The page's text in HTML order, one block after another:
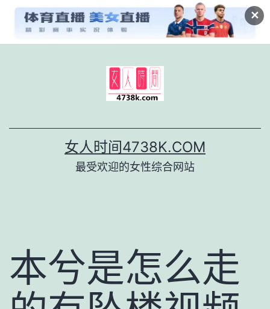
✕
女人时间4738K.COM
最受欢迎的女性综合网站
本兮是怎么走